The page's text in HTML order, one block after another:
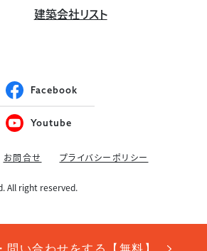
Facebook
Youtube
建築会社リスト
All right reserved.
お問合せ プライバシーポリシー
問い合わせをする【無料】